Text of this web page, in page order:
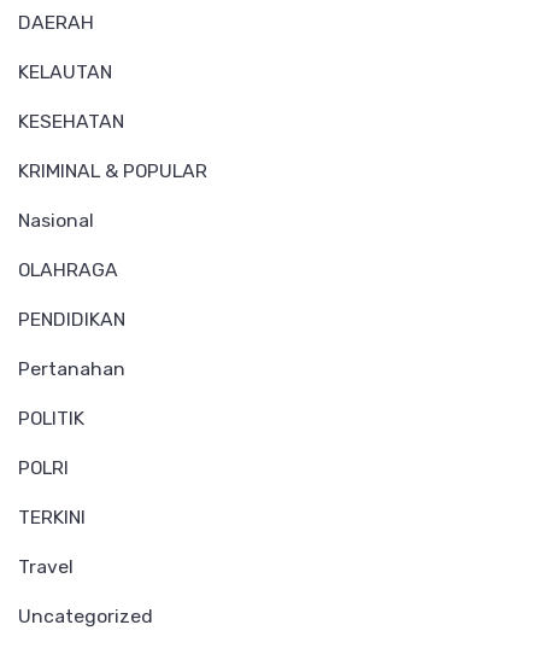
DAERAH
KELAUTAN
KESEHATAN
KRIMINAL & POPULAR
Nasional
OLAHRAGA
PENDIDIKAN
Pertanahan
POLITIK
POLRI
TERKINI
Travel
Uncategorized